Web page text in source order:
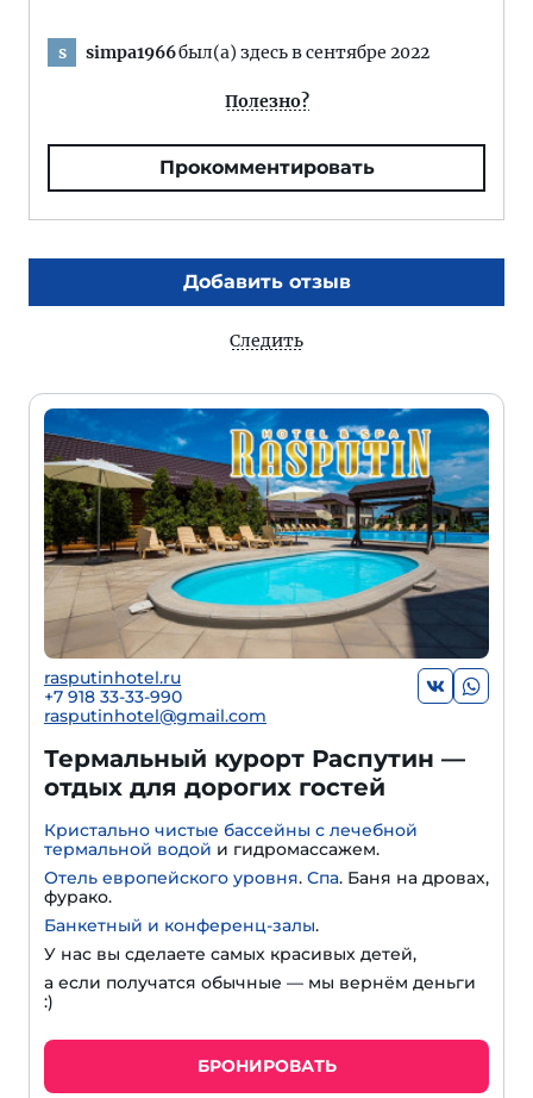
s simpa1966был(а) здесь в сентябре 2022
Полезно?
Прокомментировать
Добавить отзыв
Следить
rasputinhotel.ru
+7 918 33-33-990
rasputinhotel@gmail.com
Термальный курорт Распутин —
отдых для дорогих гостей
Кристально чистые бассейны с лечебной
термальной водой и гидромассажем.
Отель европейского уровня. Спа. Баня на дровах,
фурако.
Банкетный и конференц-залы.
У нас вы сделаете самых красивых детей,
а если получатся обычные — мы вернём деньги
:)
БРОНИРОВАТЬ